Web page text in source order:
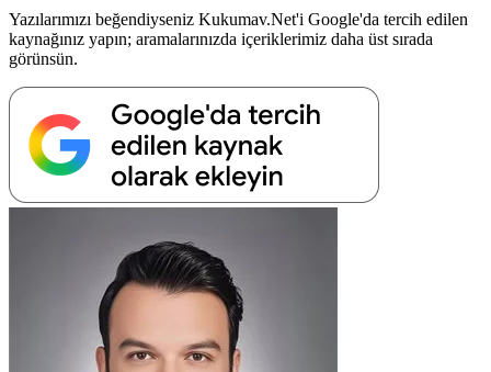
Yazılarımızı beğendiyseniz Kukumav.Net'i Google'da tercih edilen
kaynağınız yapın; aramalarınızda içeriklerimiz daha üst sırada
görünsün.